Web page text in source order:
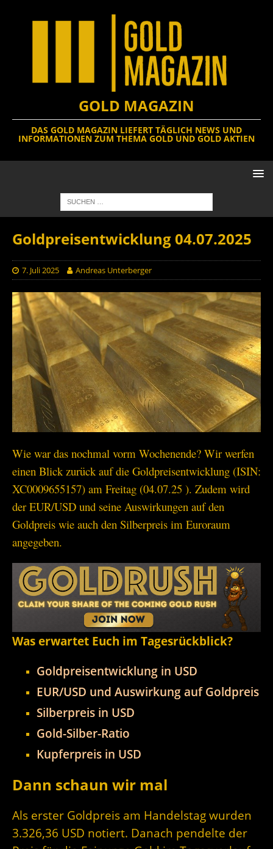
GOLD MAGAZIN
DAS GOLD MAGAZIN LIEFERT TÄGLICH NEWS UND
INFORMATIONEN ZUM THEMA GOLD UND GOLD AKTIEN
Goldpreisentwicklung 04.07.2025
7. Juli 2025 Andreas Unterberger
Wie war das nochmal vorm Wochenende? Wir werfen
einen Blick zurück auf die Goldpreisentwicklung (ISIN:
XC0009655157) am Freitag (04.07.25 ). Zudem wird
der EUR/USD und seine Auswirkungen auf den
Goldpreis wie auch den Silberpreis im Euroraum
angegeben.
Was erwartet Euch im Tagesrückblick?
Goldpreisentwicklung in USD
EUR/USD und Auswirkung auf Goldpreis
Silberpreis in USD
Gold-Silber-Ratio
Kupferpreis in USD
Dann schaun wir mal
Als erster Goldpreis am Handelstag wurden
3.326,36 USD notiert. Danach pendelte der